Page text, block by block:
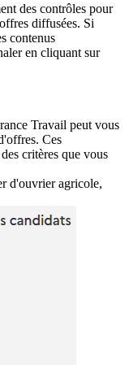
des contrôles pour
diffusées. Si
contenus
en cliquant sur
Travail peut vous
Ces
critères que vous
d'ouvrier agricole,